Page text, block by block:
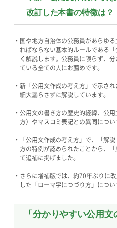
改訂した本書の特徴は？
・国や地方自治体の公務員があらゆ
ればならない基本的ルールである
く解説します。公務員に限らず、
ている全ての人にお薦めです。
・新「公用文作成の考え方」で示さ
細大漏らさずに解説しています。
・公用文の書き方の歴史的経緯、公
方）やマスコミ表記との異同につい
・「公用文作成の考え方」で、「解
方の特例が認められたことから、
て追補に掲げました。
・さらに増補版では、約70年ぶりに
した「ローマ字につづり方」につい
「分かりやすい公用